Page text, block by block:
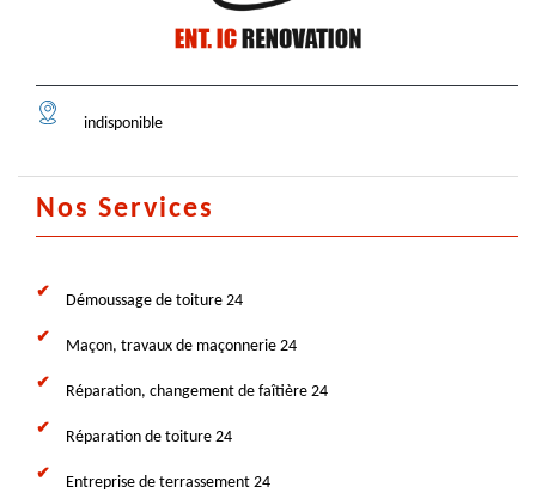
indisponible
Nos Services
Démoussage de toiture 24
Maçon, travaux de maçonnerie 24
Réparation, changement de faîtière 24
Réparation de toiture 24
Entreprise de terrassement 24